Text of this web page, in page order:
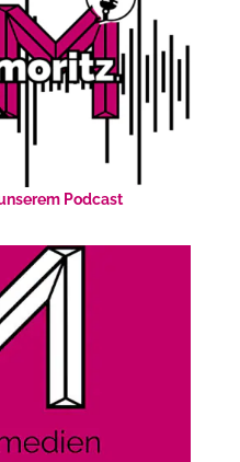
Podcast